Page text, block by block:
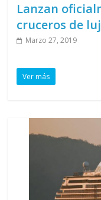
Lanzan
cruceros de
Marzo 27, 2019
Ver más